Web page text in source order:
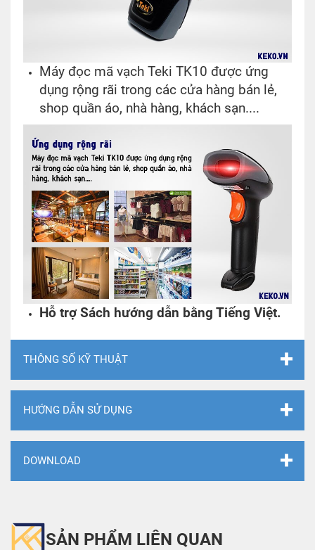
Máy đọc mã vạch Teki TK10 được ứng
dụng rộng rãi trong các cửa hàng bán lẻ,
shop quần áo, nhà hàng, khách sạn....
Hỗ trợ Sách hướng dẫn bằng Tiếng Việt.
THÔNG SỐ KỸ THUẬT
HƯỚNG DẪN SỬ DỤNG
DOWNLOAD
SẢN PHẨM LIÊN QUAN